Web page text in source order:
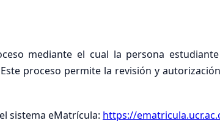
mediante el cual la persona
proceso permite la revisión y
sistema eMatrícula: https://